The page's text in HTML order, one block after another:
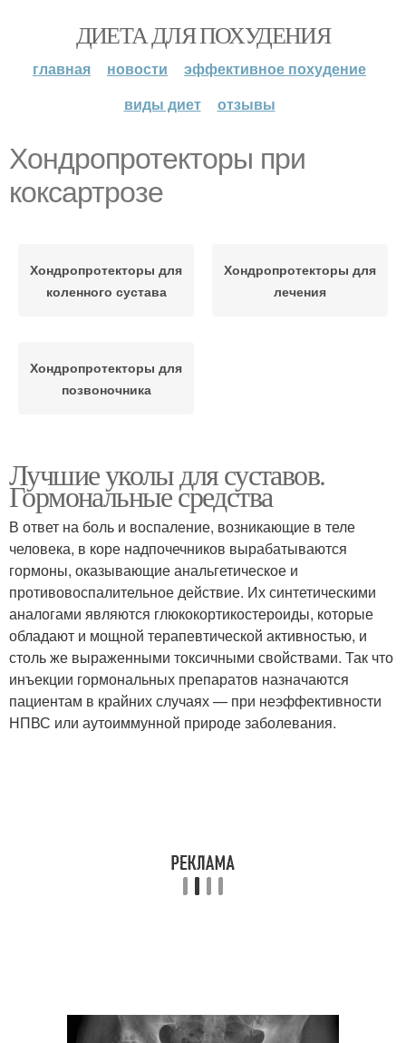
ДИЕТА ДЛЯ ПОХУДЕНИЯ
главная новости
эффективное похудение
виды диет
отзывы
Хондропротекторы при
коксартрозе
Хондропротекторы для
коленного сустава
Хондропротекторы для
лечения
Хондропротекторы для
позвоночника
Лучшие уколы для суставов.
Гормональные средства
В ответ на боль и воспаление, возникающие в теле
человека, в коре надпочечников вырабатываются
гормоны, оказывающие анальгетическое и
противовоспалительное действие. Их синтетическими
аналогами являются глюкокортикостероиды, которые
обладают и мощной терапевтической активностью, и
столь же выраженными токсичными свойствами. Так что
инъекции гормональных препаратов назначаются
пациентам в крайних случаях — при неэффективности
НПВС или аутоиммунной природе заболевания.